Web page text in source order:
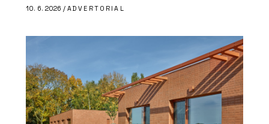
10. 6. 2026 / ADVERTORIAL